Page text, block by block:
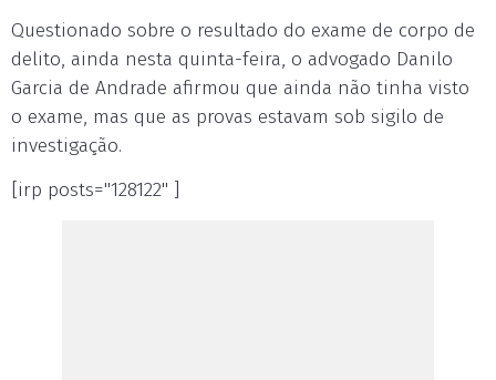
Questionado sobre o resultado do exame de corpo de
delito, ainda nesta quinta-feira, o advogado Danilo
Garcia de Andrade afirmou que ainda não tinha visto
o exame, mas que as provas estavam sob sigilo de
investigação.
[irp posts="128122" ]